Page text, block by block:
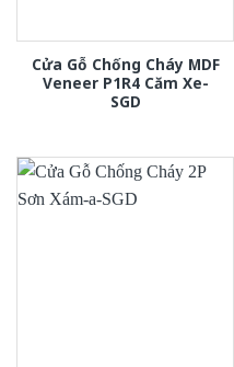
Cửa Gỗ Chống Cháy MDF
Veneer P1R4 Căm Xe-
SGD